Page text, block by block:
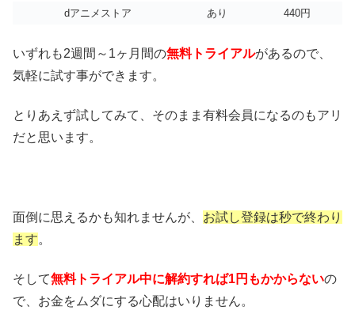
dアニメストア
あり 440円
いずれも2週間～1ヶ月間の無料トライアルがあるので、
気軽に試す事ができます。
とりあえず試してみて、そのまま有料会員になるのもアリ
だと思います。
面倒に思えるかも知れませんが、 お試し登録は秒で終わり
ます。
そして無料トライアル中に解約すれば1円もかからないの
で、お金をムダにする心配はいりません。